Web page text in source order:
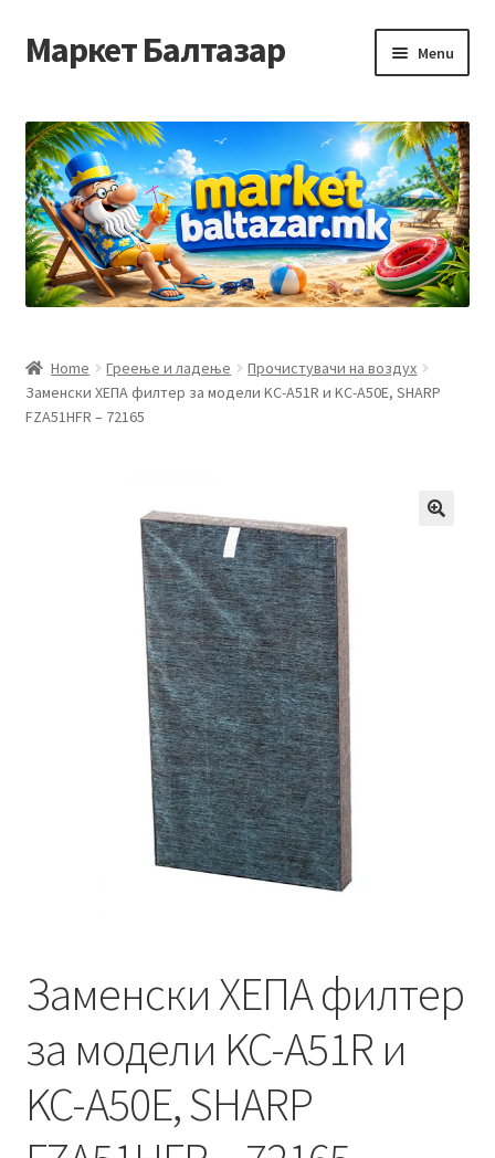
Skip
to
Skip
to
Маркет Балтазар Menu
Checkout
Homepage
Privacy Policy
Контакт
Рекламации и замена на производ
Сите производи
Услови за користење
Home Греење и ладење
Прочистувачи на воздух
Заменски ХЕПА филтер за модели KC-A51R и KC-A50E, SHARP
FZA51HFR – 72165
Заменски ХЕПА филтер
за модели KC-A51R и
KC-A50E, SHARP